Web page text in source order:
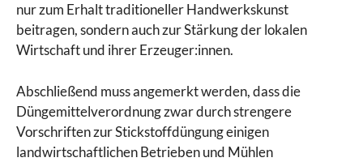
nur zum Erhalt traditioneller Handwerkskunst
beitragen, sondern auch zur Stärkung der lokalen
Wirtschaft und ihrer Erzeuger:innen.
Abschließend muss angemerkt werden, dass die
Düngemittelverordnung zwar durch strengere
Vorschriften zur Stickstoffdüngung einigen
landwirtschaftlichen Betrieben und Mühlen